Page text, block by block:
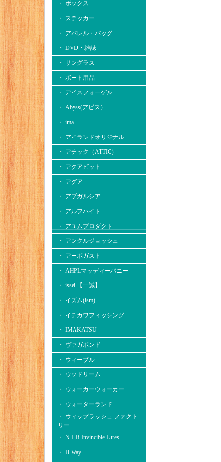
・ ボックス
・ ステッカー
・ アパレル・バッグ
・ DVD・雑誌
・ サングラス
・ ボート用品
・ アイスフォーゲル
・ Abyss(アビス）
・ ima
・ アイランドオリジナル
・ アチック（ATTIC）
・ アクアビット
・ アグア
・ アブガルシア
・ アルフハイト
・ アユムプロダクト
・ アンクルジョッシュ
・ アーボガスト
・ AHPLマッディーバニー
・ issei 【一誠】
・ イズム(ism)
・ イチカワフィッシング
・ IMAKATSU
・ ヴァガボンド
・ ウィーブル
・ ウッドリーム
・ ウォーカーウォーカー
・ ウォーターランド
・ ウィップラッシュ ファクト
リー
・ N.L.R Invincible Lures
・ H.Way